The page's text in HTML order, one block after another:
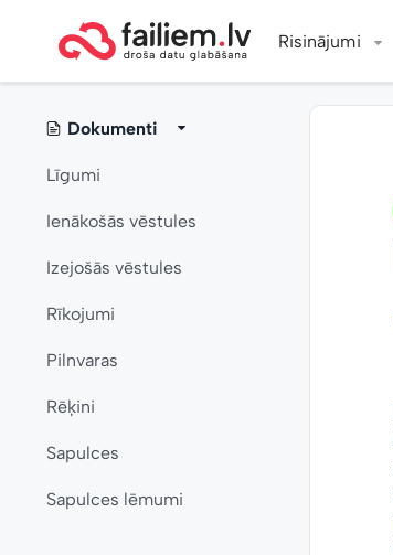
Risinājumi
Dokumenti
Līgumi
Ienākošās vēstules
Izejošās vēstules
Rīkojumi
Pilnvaras
Rēķini
Sapulces
Sapulces lēmumi